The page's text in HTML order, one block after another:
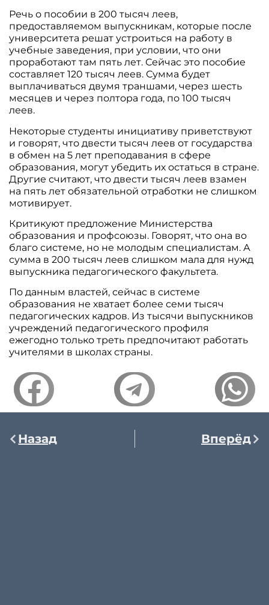
Речь о пособии в 200 тысяч леев,
предоставляемом выпускникам, которые после
университета решат устроиться на работу в
учебные заведения, при условии, что они
проработают там пять лет. Сейчас это пособие
составляет 120 тысяч леев. Сумма будет
выплачиваться двумя траншами, через шесть
месяцев и через полтора года, по 100 тысяч
леев.
Некоторые студенты инициативу приветствуют
и говорят, что двести тысяч леев от государства
в обмен на 5 лет преподавания в сфере
образования, могут убедить их остаться в стране.
Другие считают, что двести тысяч леев взамен
на пять лет обязательной отработки не слишком
мотивирует.
Критикуют предложение Министерства
образования и профсоюзы. Говорят, что она во
благо системе, но не молодым специалистам. А
сумма в 200 тысяч леев слишком мала для нужд
выпускника педагогического факультета.
По данным властей, сейчас в системе
образования не хватает более семи тысяч
педагогических кадров. Из тысячи выпускников
учреждений педагогического профиля
ежегодно только треть предпочитают работать
учителями в школах страны.
Назад Вперёд